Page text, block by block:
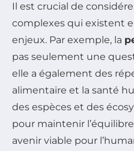
Il est crucial de
complexes qui existent
enjeux. Par exemple, la
pas seulement une
elle a également des
alimentaire et la santé
des espèces et des
pour maintenir
avenir viable pour